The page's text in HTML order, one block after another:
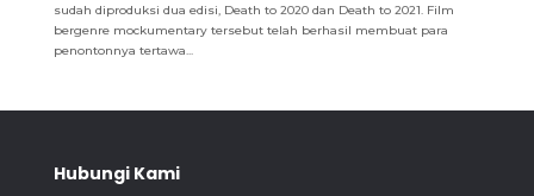
sudah diproduksi dua edisi, Death to 2020 dan Death to 2021. Film
bergenre mockumentary tersebut telah berhasil membuat para
penontonnya tertawa...
Hubungi Kami